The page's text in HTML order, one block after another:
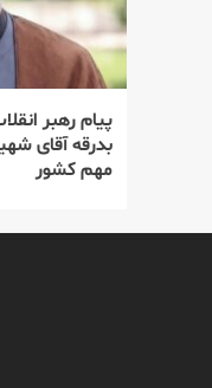
پیام رهبر
بدرقه آقای
مهم کشور